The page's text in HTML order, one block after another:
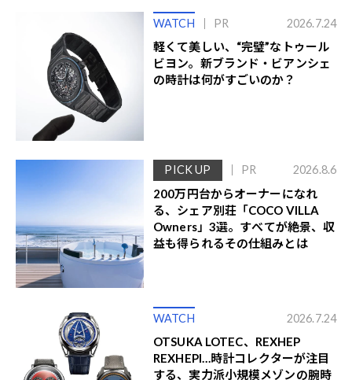
WATCH PR 2026.7.24
軽くて美しい、“完璧”なトゥール
ビヨン。新ブランド・ビアンシェ
の時計は何がすごいのか？
PICK UP PR 2026.8.6
200万円台からオーナーになれ
る、シェア別荘「COCO VILLA
Owners」3選。すべてが絶景、収
益も得られるその仕組みとは
WATCH 2026.7.24
OTSUKA LOTEC、REXHEP
REXHEPI…時計コレクターが注目
する、実力派小規模メゾンの腕時